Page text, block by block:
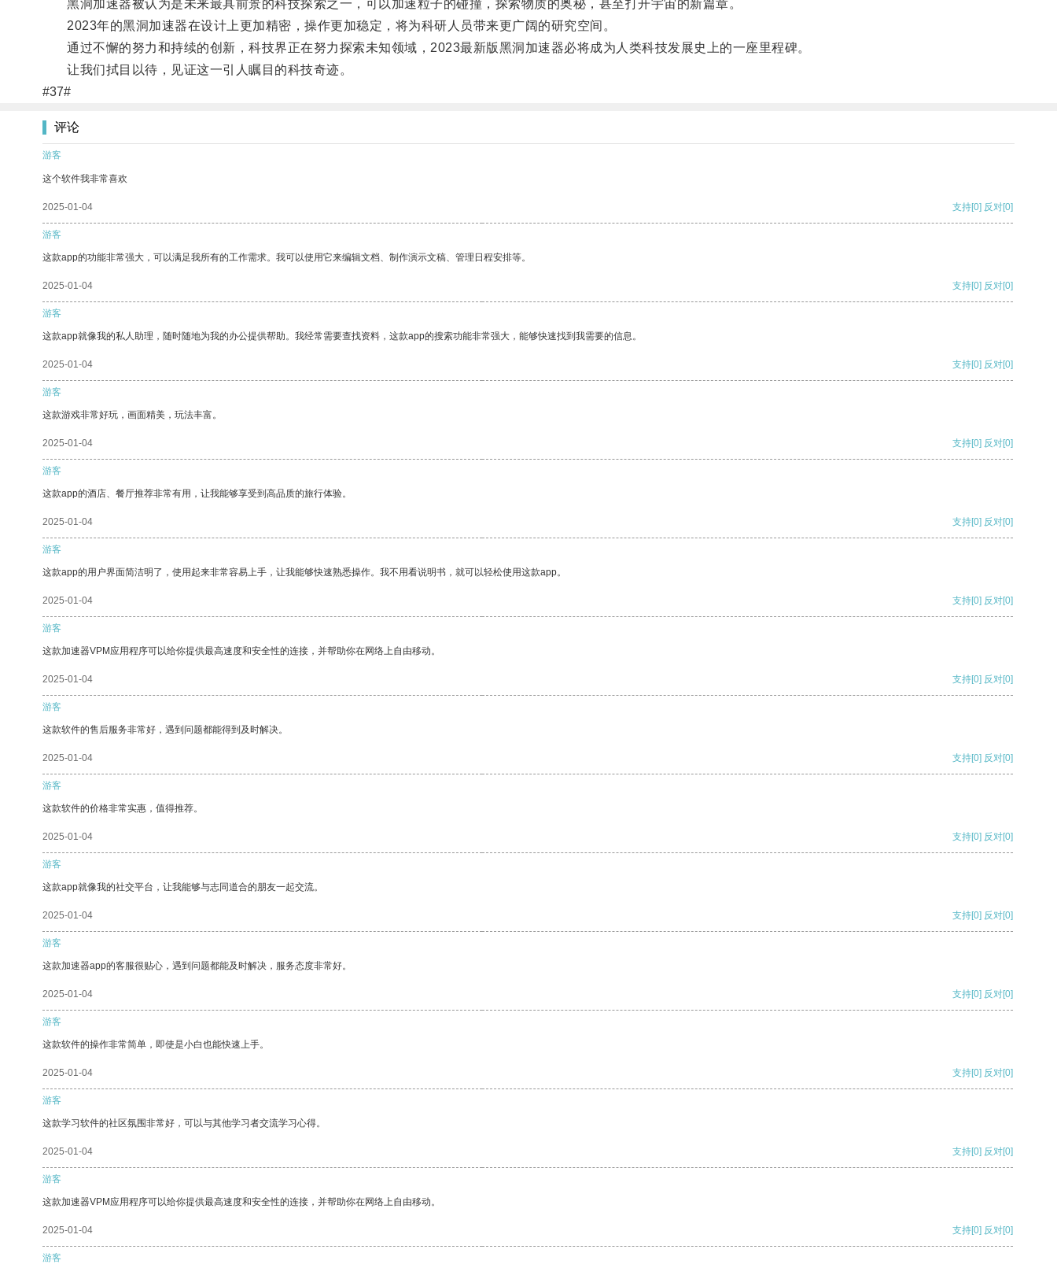
黑洞加速器被认为是未来最具前景的科技探索之一，可以加速粒子的碰撞，探索物质的奥秘，甚至打开宇宙的新篇章。
2023年的黑洞加速器在设计上更加精密，操作更加稳定，将为科研人员带来更广阔的研究空间。
通过不懈的努力和持续的创新，科技界正在努力探索未知领域，2023最新版黑洞加速器必将成为人类科技发展史上的一座里程碑。
让我们拭目以待，见证这一引人瞩目的科技奇迹。
#37#
评论
游客
这个软件我非常喜欢
2025-01-04 支持[0] 反对[0]
游客
这款app的功能非常强大，可以满足我所有的工作需求。我可以使用它来编辑文档、制作演示文稿、管理日程安排等。
2025-01-04 支持[0] 反对[0]
游客
这款app就像我的私人助理，随时随地为我的办公提供帮助。我经常需要查找资料，这款app的搜索功能非常强大，能够快速找到我需要的信息。
2025-01-04 支持[0] 反对[0]
游客
这款游戏非常好玩，画面精美，玩法丰富。
2025-01-04 支持[0] 反对[0]
游客
这款app的酒店、餐厅推荐非常有用，让我能够享受到高品质的旅行体验。
2025-01-04 支持[0] 反对[0]
游客
这款app的用户界面简洁明了，使用起来非常容易上手，让我能够快速熟悉操作。我不用看说明书，就可以轻松使用这款app。
2025-01-04 支持[0] 反对[0]
游客
这款加速器VPM应用程序可以给你提供最高速度和安全性的连接，并帮助你在网络上自由移动。
2025-01-04 支持[0] 反对[0]
游客
这款软件的售后服务非常好，遇到问题都能得到及时解决。
2025-01-04 支持[0] 反对[0]
游客
这款软件的价格非常实惠，值得推荐。
2025-01-04 支持[0] 反对[0]
游客
这款app就像我的社交平台，让我能够与志同道合的朋友一起交流。
2025-01-04 支持[0] 反对[0]
游客
这款加速器app的客服很贴心，遇到问题都能及时解决，服务态度非常好。
2025-01-04 支持[0] 反对[0]
游客
这款软件的操作非常简单，即使是小白也能快速上手。
2025-01-04 支持[0] 反对[0]
游客
这款学习软件的社区氛围非常好，可以与其他学习者交流学习心得。
2025-01-04 支持[0] 反对[0]
游客
这款加速器VPM应用程序可以给你提供最高速度和安全性的连接，并帮助你在网络上自由移动。
2025-01-04 支持[0] 反对[0]
游客